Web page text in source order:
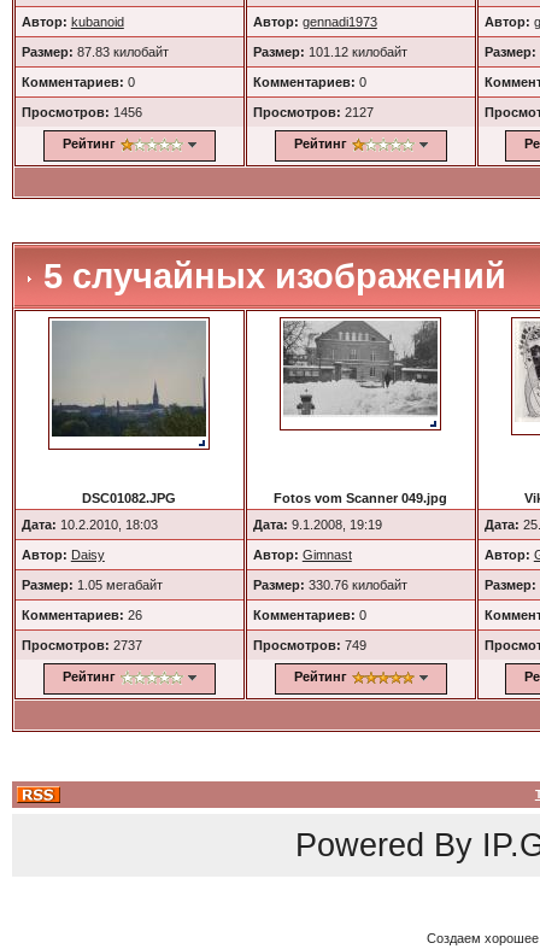
Автор: kubanoid
Размер: 87.83 килобайт
Комментариев: 0
Просмотров: 1456
Рейтинг
Автор: gennadi1973
Размер: 101.12 килобайт
Комментариев: 0
Просмотров: 2127
Рейтинг
Автор:
Размер:
5 случайных изображений
DSC01082.JPG
Дата: 10.2.2010, 18:03
Автор: Daisy
Размер: 1.05 мегабайт
Комментариев: 26
Просмотров: 2737
Рейтинг
Fotos vom Scanner 049.jpg
Дата: 9.1.2008, 19:19
Автор: Gimnast
Размер: 330.76 килобайт
Комментариев: 0
Просмотров: 749
Рейтинг
Дата:
Автор:
Размер:
Powered By
Создаем